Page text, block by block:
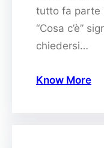
tutto fa parte
“Cosa c’è”
chiedersi…
Know More